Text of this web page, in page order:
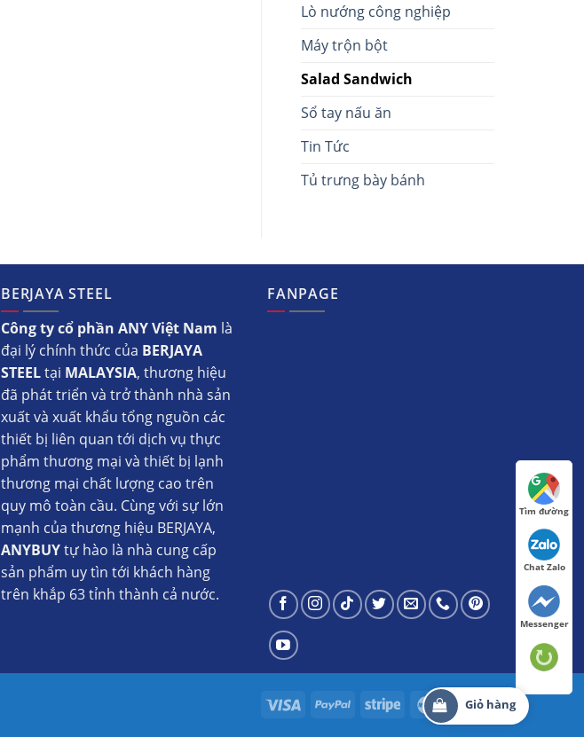
Lò nướng công nghiệp
Máy trộn bột
Salad Sandwich
Sổ tay nấu ăn
Tin Tức
Tủ trưng bày bánh
BERJAYA STEEL
Công ty cổ phần ANY Việt Nam là
đại lý chính thức của BERJAYA
STEELtại MALAYSIA, thương hiệu
đã phát triển và trở thành nhà sản
xuất và xuất khẩu tổng nguồn các
thiết bị liên quan tới dịch vụ thực
phẩm thương mại và thiết bị lạnh
thương mại chất lượng cao trên
quy mô toàn cầu. Cùng với sự lớn
mạnh của thương hiệu BERJAYA,
ANYBUYtự hào là nhà cung cấp
sản phẩm uy tìn tới khách hàng
trên khắp 63 tỉnh thành cả nước.
FANPAGE
Giỏ hàng
Tìm đường
Chat Zalo
Messenger